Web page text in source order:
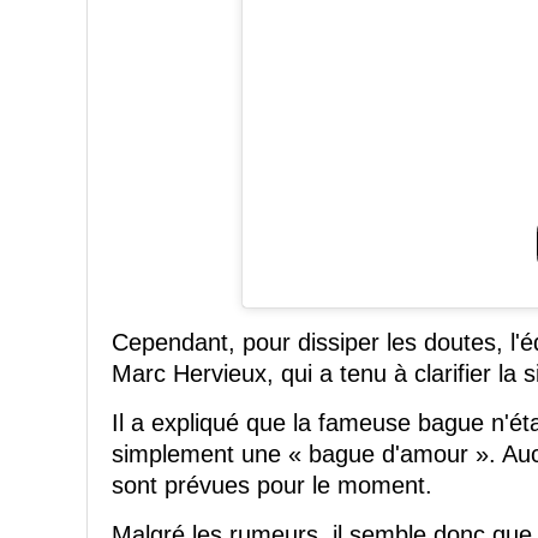
Cependant, pour dissiper les doutes,
Marc Hervieux, qui a tenu à clarifier la
Il a expliqué que la fameuse bague
simplement une « bague d'amour ».
sont prévues pour le moment.